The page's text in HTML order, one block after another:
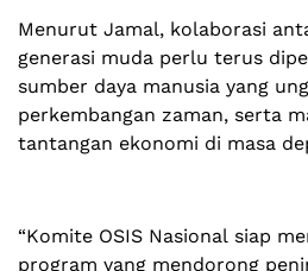
Menurut Jamal, kolaborasi
generasi muda perlu terus
sumber daya manusia yang
perkembangan zaman, serta
tantangan ekonomi di masa
“Komite OSIS Nasional siap
program yang mendorong